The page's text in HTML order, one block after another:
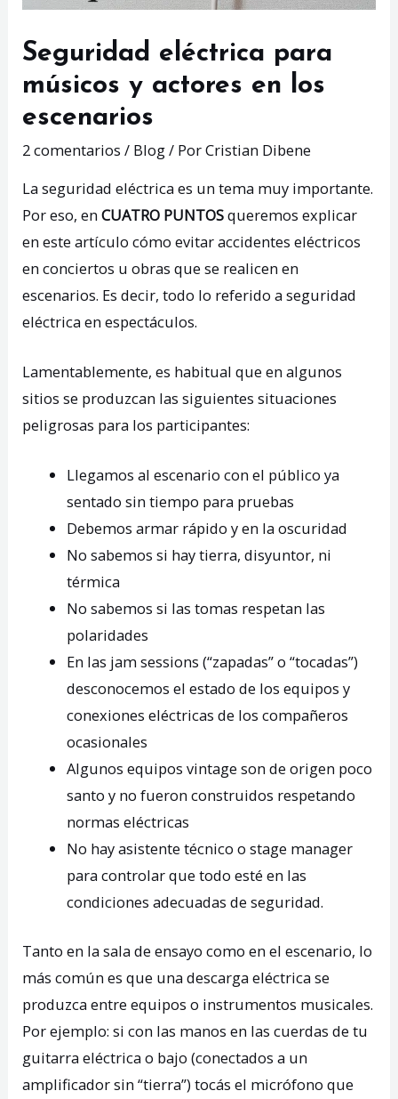
Seguridad eléctrica para
músicos y actores en los
escenarios
2 comentarios / Blog/ PorCristian Dibene
La seguridad eléctrica es un tema muy importante.
Por eso, enCUATRO PUNTOSqueremos explicar
en este artículo cómo evitar accidentes eléctricos
en conciertos u obras que se realicen en
escenarios. Es decir, todo lo referido a seguridad
eléctrica en espectáculos.
Lamentablemente, es habitual que en algunos
sitios se produzcan las siguientes situaciones
peligrosas para los participantes:
Llegamos al escenario con el público ya
sentado sin tiempo para pruebas
Debemos armar rápido y en la oscuridad
No sabemos si hay tierra, disyuntor, ni
térmica
No sabemos si las tomas respetan las
polaridades
En las jam sessions (“zapadas” o “tocadas”)
desconocemos el estado de los equipos y
conexiones eléctricas de los compañeros
ocasionales
Algunos equipos vintage son de origen poco
santo y no fueron construidos respetando
normas eléctricas
No hay asistente técnico o stage manager
para controlar que todo esté en las
condiciones adecuadas de seguridad.
Tanto en la sala de ensayo como en el escenario, lo
más común es que una descarga eléctrica se
produzca entre equipos o instrumentos musicales.
Por ejemplo: si con las manos en las cuerdas de tu
guitarra eléctrica o bajo (conectados a un
amplificador sin “tierra”) tocás el micrófono que